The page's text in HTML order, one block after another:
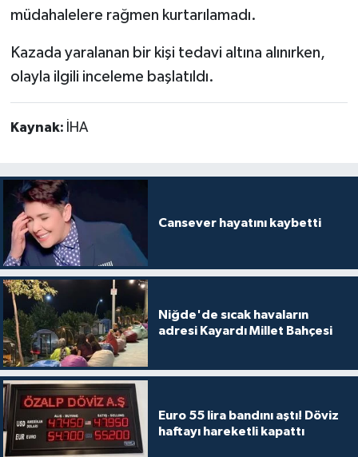
müdahalelere rağmen kurtarılamadı.
Kazada yaralanan bir kişi tedavi altına alınırken,
olayla ilgili inceleme başlatıldı.
Kaynak: İHA
Cansever hayatını kaybetti
Niğde'de sıcak havaların
adresi Kayardı Millet Bahçesi
Euro 55 lira bandını aştı! Döviz
haftayı hareketli kapattı